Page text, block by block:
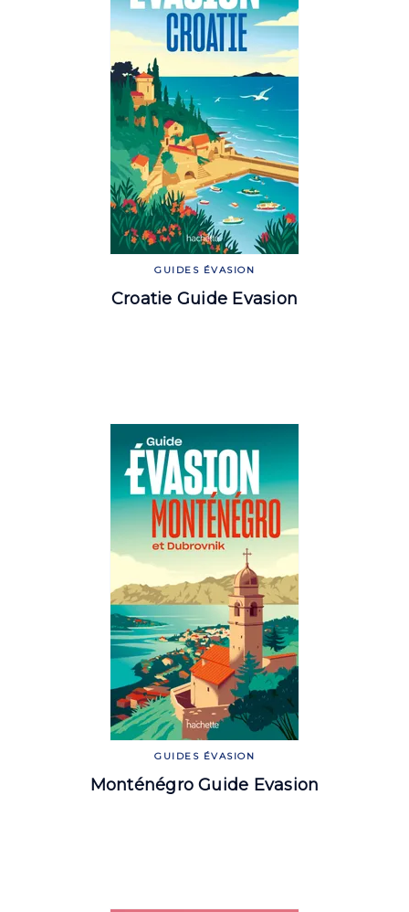
GUIDES ÉVASION
Croatie Guide Evasion
GUIDES ÉVASION
Monténégro Guide Evasion